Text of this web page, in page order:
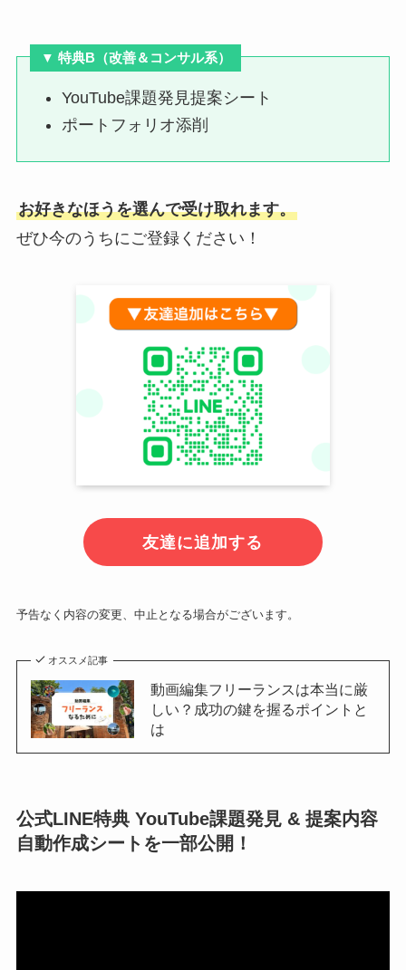
▼ 特典B（改善＆コンサル系）
YouTube課題発見提案シート
ポートフォリオ添削
お好きなほうを選んで受け取れます。
ぜひ今のうちにご登録ください！
友達に追加する
予告なく内容の変更、中止となる場合がございます。
オススメ記事
動画編集フリーランスは本当に厳
しい？成功の鍵を握るポイントと
は
公式LINE特典 YouTube課題発見 & 提案内容
自動作成シートを一部公開！